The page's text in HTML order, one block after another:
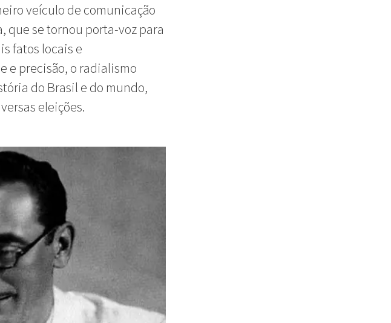
veículo de comunicação
que se tornou porta-voz para
fatos locais e
e precisão, o radialismo
do Brasil e do mundo,
eleições.